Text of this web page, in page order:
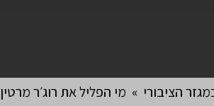
הציבורי » מי הפליל את רוג׳ר מרטין 2: הלקח ממלחמת לבנון ה-2 ולמה ייעוץ אסטרטגי לא עובד